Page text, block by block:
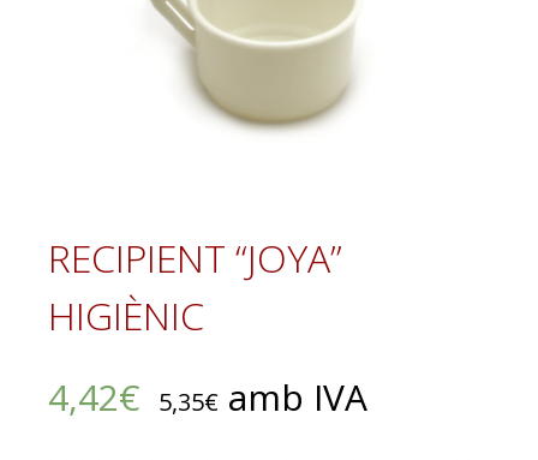
RECIPIENT “JOYA”
HIGIÈNIC
4,42€ 5,35€ amb IVA